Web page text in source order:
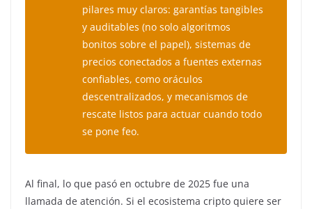
pilares muy claros: garantías tangibles
y auditables (no solo algoritmos
bonitos sobre el papel), sistemas de
precios conectados a fuentes externas
confiables, como oráculos
descentralizados, y mecanismos de
rescate listos para actuar cuando todo
se pone feo.
Al final, lo que pasó en octubre de 2025 fue una
llamada de atención. Si el ecosistema cripto quiere ser